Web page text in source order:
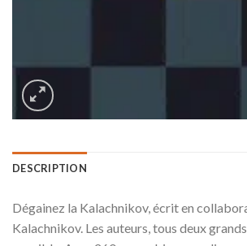
DESCRIPTION
Dégainez la Kalachnikov, écrit en
Kalachnikov. Les auteurs, tous deux